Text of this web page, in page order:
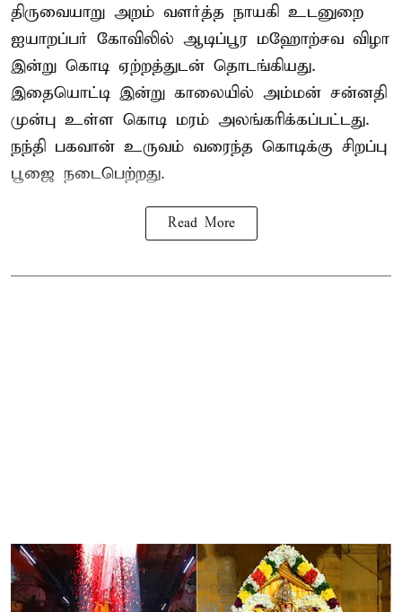
திருவையாறு அறம் வளர்த்த நாயகி உடனுறை
ஐயாறப்பர் கோவிலில் ஆடிப்பூர மஹோற்சவ விழா
இன்று கொடி ஏற்றத்துடன் தொடங்கியது.
இதையொட்டி இன்று காலையில் அம்மன் சன்னதி
முன்பு உள்ள கொடி மரம் அலங்கரிக்கப்பட்டது.
நந்தி பகவான் உருவம் வரைந்த கொடிக்கு சிறப்பு
பூஜை நடைபெற்றது.
Read More